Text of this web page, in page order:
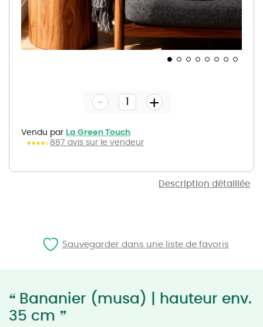
Description détaillée
gallery
Vendu par La Green Touch
887 avis sur le vendeur
- +
“ Bananier (musa) | hauteur env.
35 cm ”
Sauvegarder dans une liste de favoris